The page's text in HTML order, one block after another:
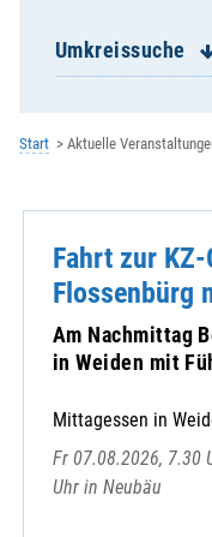
Leuchtenberg, St.
Neukirchen St.
Neustadt/WN, St.
Oberwildenau, St.
Parkstein, St.
Pirk,
Pressath, St.
Roggenstein, St.
Umkreissuche
Start Aktuelle
Fahrt zur
Flossenbürg
Am Nachmittag
in Weiden mit
Mittagessen in
Fr 07.08.2026, 7.30
Uhr in Neubäu